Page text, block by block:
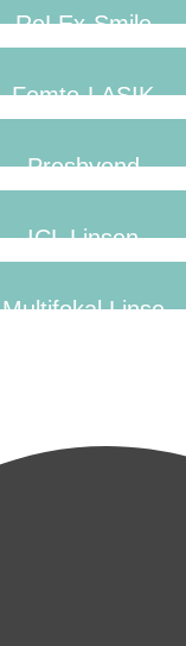
ReLEx-Smile
Femto-LASIK
Presbyond
ICL Linsen
Multifokal Linse